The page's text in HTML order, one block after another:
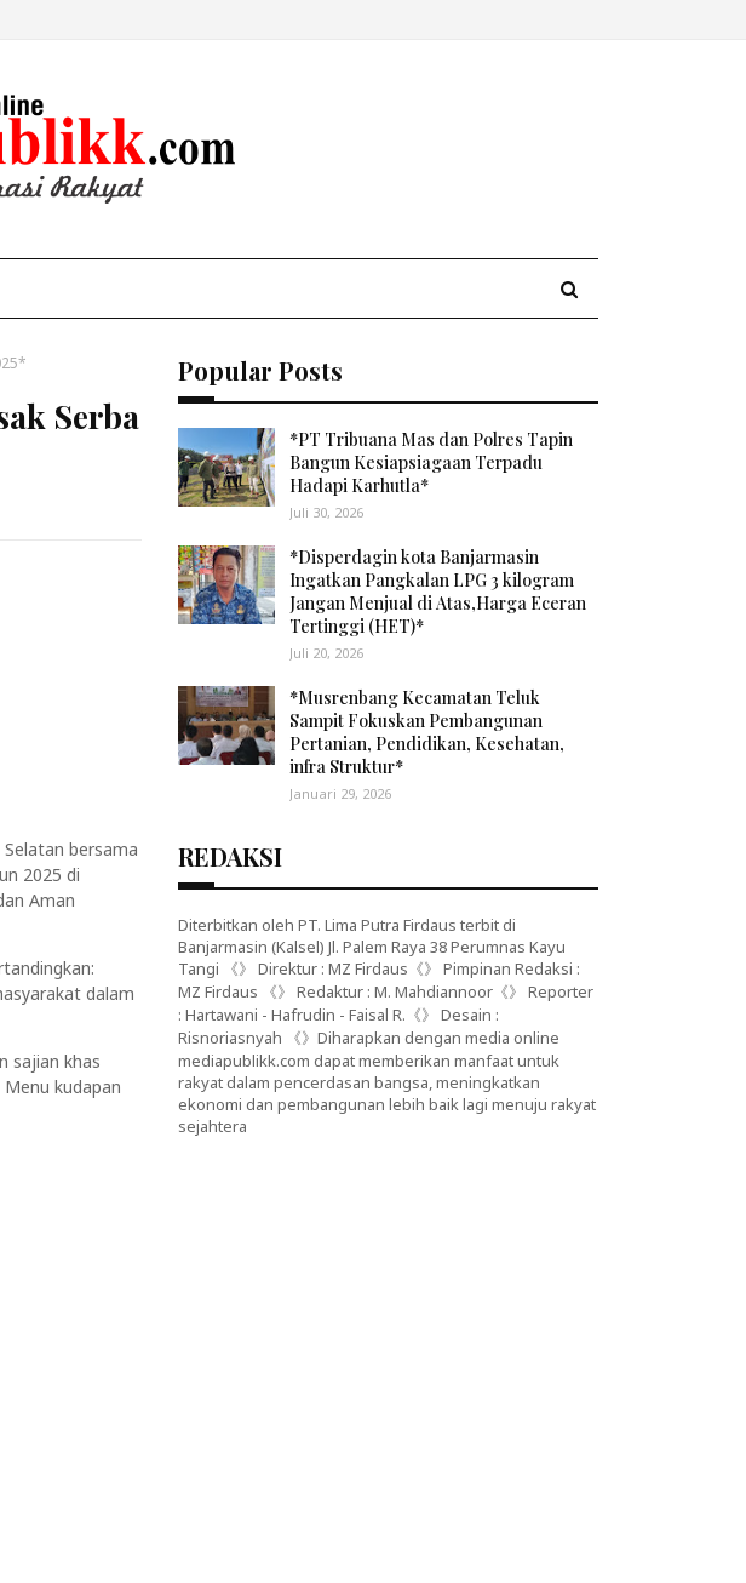
Serba
bersama
2025 di
Aman
dalam
sajian khas
kudapan
Popular Posts
*PT Tribuana Mas dan Polres Tapin
Bangun Kesiapsiagaan Terpadu
Hadapi Karhutla*
Juli 30, 2026
*Disperdagin kota Banjarmasin
Ingatkan Pangkalan LPG 3 kilogram
Jangan Menjual di Atas,Harga Eceran
Tertinggi (HET)*
Juli 20, 2026
*Musrenbang Kecamatan Teluk
Sampit Fokuskan Pembangunan
Pertanian, Pendidikan, Kesehatan,
infra Struktur*
Januari 29, 2026
REDAKSI
Diterbitkan oleh PT. Lima Putra Firdaus terbit di
Banjarmasin (Kalsel) Jl. Palem Raya 38 Perumnas Kayu
Tangi 《》 Direktur : MZ Firdaus《》 Pimpinan Redaksi :
MZ Firdaus 《》 Redaktur : M. Mahdiannoor《》 Reporter
: Hartawani - Hafrudin - Faisal R.《》 Desain :
Risnoriasnyah 《》Diharapkan dengan media online
mediapublikk.com dapat memberikan manfaat untuk
rakyat dalam pencerdasan bangsa, meningkatkan
ekonomi dan pembangunan lebih baik lagi menuju rakyat
sejahtera